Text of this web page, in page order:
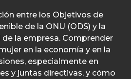
entre los Objetivos de
de la ONU (ODS) y la
la empresa. ​ Comprender
en la economía y en la
especialmente en
y juntas directivas, y cómo